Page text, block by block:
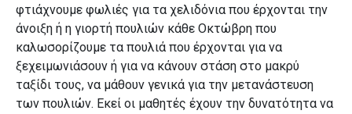
φτιάχνουμε φωλιές για τα χελιδόνια που έρχονται την
άνοιξη ή η γιορτή πουλιών κάθε Οκτώβρη που
καλωσορίζουμε τα πουλιά που έρχονται για να
ξεχειμωνιάσουν ή για να κάνουν στάση στο μακρύ
ταξίδι τους, να μάθουν γενικά για την μετανάστευση
των πουλιών. Εκεί οι μαθητές έχουν την δυνατότητα να